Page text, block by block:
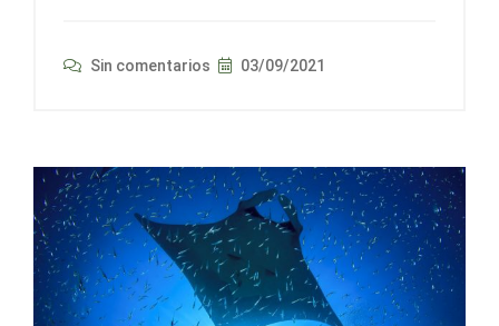
Sin comentarios 03/09/2021